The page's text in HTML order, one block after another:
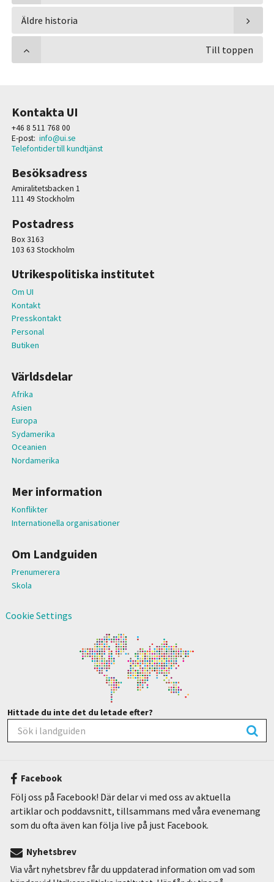
Äldre historia
Till toppen
Kontakta UI
+46 8 511 768 00
E-post: info@ui.se
Telefontider till kundtjänst
Besöksadress
Amiralitetsbacken 1
111 49 Stockholm
Postadress
Box 3163
103 63 Stockholm
Utrikespolitiska institutet
Om UI
Kontakt
Presskontakt
Personal
Butiken
Världsdelar
Afrika
Asien
Europa
Sydamerika
Oceanien
Nordamerika
Mer information
Konflikter
Internationella organisationer
Om Landguiden
Prenumerera
Skola
Cookie Settings
Hittade du inte det du letade efter?
Facebook
Följ oss på Facebook! Där delar vi med oss av aktuella
artiklar och poddavsnitt, tillsammans med våra evenemang
som du ofta även kan följa live på just Facebook.
Nyhetsbrev
Via vårt nyhetsbrev får du uppdaterad information om vad som